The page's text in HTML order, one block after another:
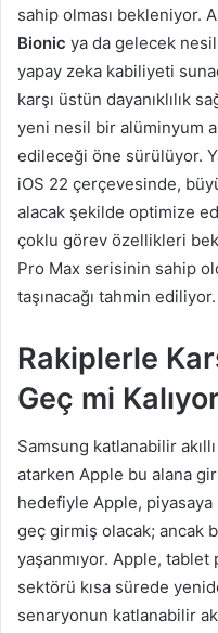
sahip olması bekleniyor.
Bionic ya da gelecek
yapay zeka kabiliyeti
karşı üstün dayanıklılık
yeni nesil bir alüminyum
edileceği öne sürülüyor.
iOS 22 çerçevesinde,
alacak şekilde optimize
çoklu görev özellikleri
Pro Max serisinin sahip
taşınacağı tahmin ediliyor.
Rakiplerle
Geç mi
Samsung katlanabilir
atarken Apple bu alana
hedefiyle Apple, piyasaya
geç girmiş olacak; ancak
yaşanmıyor. Apple, tablet
sektörü kısa sürede
senaryonun katlanabilir